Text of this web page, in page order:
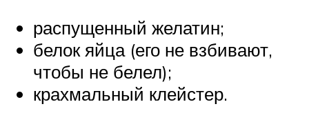
распущенный желатин;
белок яйца (его не взбивают,
чтобы не белел);
крахмальный клейстер.